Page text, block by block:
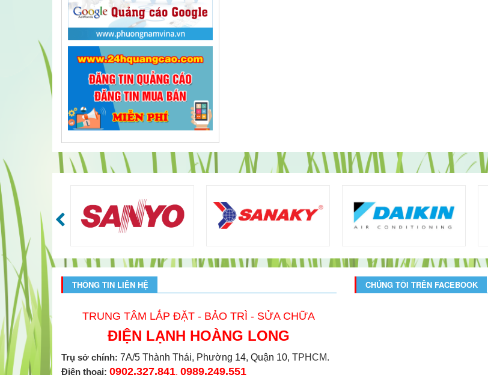
THÔNG TIN LIÊN HỆ
TRUNG TÂM LẮP ĐẶT - BẢO TRÌ - SỬA CHỮA
ĐIỆN LẠNH HOÀNG LONG
Trụ sở chính: 7A/5 Thành Thái, Phường 14, Quận 10, TPHCM.
Điện thoại: 0902.327.841, 0989.249.551
CHÚNG TÔI TRÊN FACEBOOK